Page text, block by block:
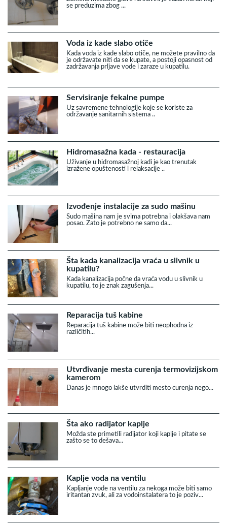
se preduzima zbog ...
Voda iz kade slabo otiče
Kada voda iz kade slabo otiče, ne možete pravilno da
je održavate niti da se kupate, a postoji opasnost od
zadržavanja prljave vode i zaraze u kupatilu.
Servisiranje fekalne pumpe
Uz savremene tehnologije koje se koriste za
održavanje sanitarnih sistema ..
Hidromasažna kada - restauracija
Uživanje u hidromasažnoj kadi je kao trenutak
izražene opuštenosti i relaksacije ..
Izvođenje instalacije za sudo mašinu
Sudo mašina nam je svima potrebna i olakšava nam
posao. Zato je potrebno ne samo da...
Šta kada kanalizacija vraća u slivnik u
kupatilu?
Kada kanalizacija počne da vraća vodu u slivnik u
kupatilu, to je znak zagušenja...
Reparacija tuš kabine
Reparacija tuš kabine može biti neophodna iz
različitih...
Utvrđivanje mesta curenja termovizijskom
kamerom
Danas je mnogo lakše utvrditi mesto curenja nego...
Šta ako radijator kaplje
Možda ste primetili radijator koji kaplje i pitate se
zašto se to dešava...
Kaplje voda na ventilu
Kapljanje vode na ventilu za nekoga može biti samo
iritantan zvuk, ali za vodoinstalatera to je poziv...